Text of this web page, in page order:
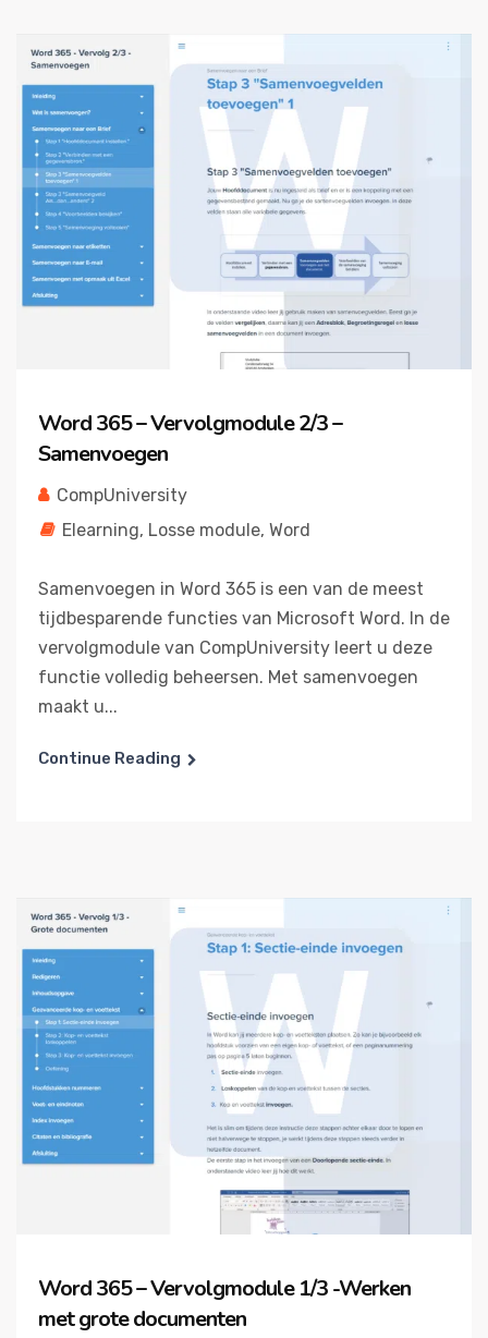
Word 365 – Vervolgmodule 2/3 –
Samenvoegen
CompUniversity
Elearning, Losse module, Word
Samenvoegen in Word 365 is een van de meest
tijdbesparende functies van Microsoft Word. In de
vervolgmodule van CompUniversity leert u deze
functie volledig beheersen. Met samenvoegen
maakt u...
Continue Reading
Word 365 – Vervolgmodule 1/3 -Werken
met grote documenten